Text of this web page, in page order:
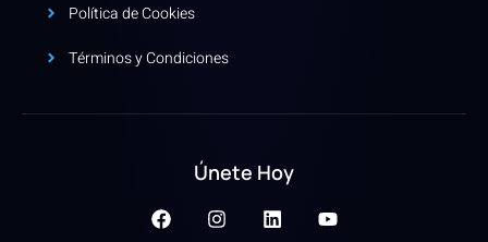
Política de Cookies
Términos y Condiciones
Únete Hoy